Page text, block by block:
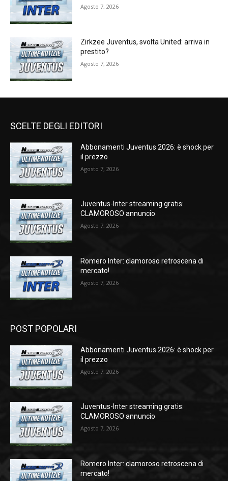
Agosto 7, 2026
Zirkzee Juventus, svolta United: arriva in
prestito?
Agosto 7, 2026
SCELTE DEGLI EDITORI
Abbonamenti Juventus 2026: è shock per
il prezzo
Agosto 7, 2026
Juventus-Inter streaming gratis:
CLAMOROSO annuncio
Agosto 7, 2026
Romero Inter: clamoroso retroscena di
mercato!
Agosto 7, 2026
POST POPOLARI
Abbonamenti Juventus 2026: è shock per
il prezzo
Agosto 7, 2026
Juventus-Inter streaming gratis:
CLAMOROSO annuncio
Agosto 7, 2026
Romero Inter: clamoroso retroscena di
mercato!